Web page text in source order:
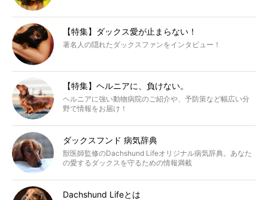
【特集】ダックス愛が止まらない！
著名人の隠れたダックスファンをインタビュー！
【特集】ヘルニアに、負けない。
ヘルニアに強い動物病院のご紹介や、予防策など幅広い分
野で情報をお届け！
ダックスフンド 病気辞典
獣医師監修のDachshund Lifeオリジナル病気辞典。あなた
の愛するダックスを守るための情報満載
Dachshund Lifeとは